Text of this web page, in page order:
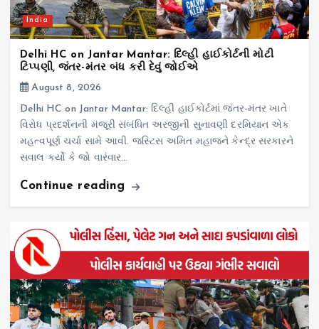
India
Delhi HC on Jantar Mantar: દિલ્હી હાઈકોર્ટની મોટી
ટિપ્પણી, જંતર-મંતર બંધ કરી દેવું જોઈએ
August 8, 2026
Delhi HC on Jantar Mantar: દિલ્હી હાઈકોર્ટમાં જંતર-મંતર ખાતે
વિરોધ પ્રદર્શનની મંજૂરી સંબંધિત અરજીની સુનાવણી દરમિયાન એક
મહત્વપૂર્ણ ચર્ચા સામે આવી. જસ્ટિસ અમિત મહાજને કેન્દ્ર સરકારને
સવાલ કર્યો કે જો વારંવાર…
Continue reading